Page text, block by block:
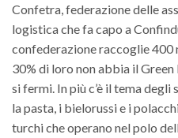
Confetra, federazione delle
logistica che fa capo a
confederazione raccoglie 400
30% di loro non abbia il
si fermi. In più c’è il tema
la pasta, i bielorussi e i
turchi che operano nel polo